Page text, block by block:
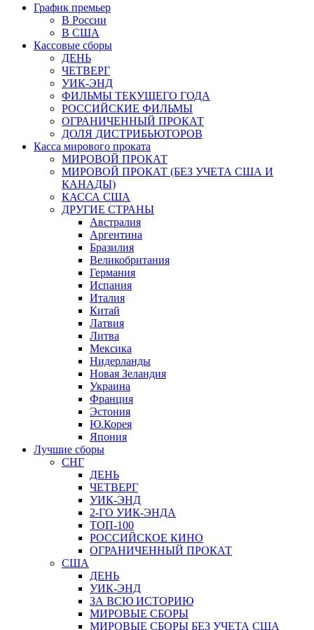
График премьер
В России
В США
Кассовые сборы
ДЕНЬ
ЧЕТВЕРГ
УИК-ЭНД
ФИЛЬМЫ ТЕКУЩЕГО ГОДА
РОССИЙСКИЕ ФИЛЬМЫ
ОГРАНИЧЕННЫЙ ПРОКАТ
ДОЛЯ ДИСТРИБЬЮТОРОВ
Касса мирового проката
МИРОВОЙ ПРОКАТ
МИРОВОЙ ПРОКАТ (БЕЗ УЧЕТА США И
КАНАДЫ)
КАССА США
ДРУГИЕ СТРАНЫ
Австралия
Аргентина
Бразилия
Великобритания
Германия
Испания
Италия
Китай
Латвия
Литва
Мексика
Нидерланды
Новая Зеландия
Украина
Франция
Эстония
Ю.Корея
Япония
Лучшие сборы
СНГ
ДЕНЬ
ЧЕТВЕРГ
УИК-ЭНД
2-ГО УИК-ЭНДА
ТОП-100
РОССИЙСКОЕ КИНО
ОГРАНИЧЕННЫЙ ПРОКАТ
США
ДЕНЬ
УИК-ЭНД
ЗА ВСЮ ИСТОРИЮ
МИРОВЫЕ СБОРЫ
МИРОВЫЕ СБОРЫ БЕЗ УЧЕТА США